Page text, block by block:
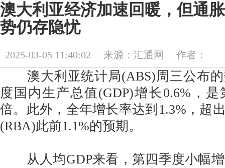
澳大利亚经济加速回暖，但通
势仍存隐忧
2025-03-05 11:40:02 来源：汇通网 作者：
澳大利亚统计局(ABS)周三公布的
度国内生产总值(GDP)增长0.6%，
倍。此外，全年增长率达到1.3%，超
(RBA)此前1.1%的预期。
从人均GDP来看，第四季度小幅增